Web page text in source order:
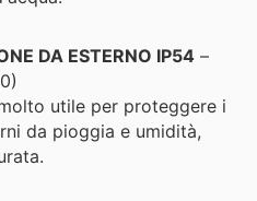
DA ESTERNO IP54 –
utile per proteggere i
da pioggia e umidità,